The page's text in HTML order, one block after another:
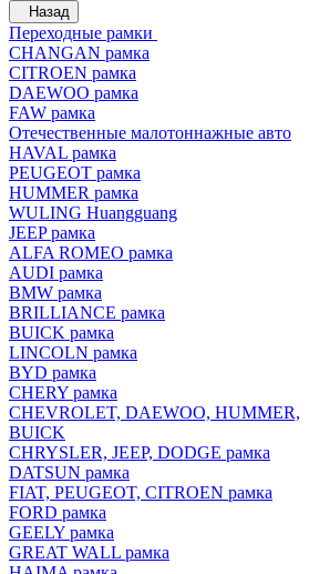
Назад
Переходные рамки
CHANGAN рамка
CITROEN рамка
DAEWOO рамка
FAW рамка
Отечественные малотоннажные авто
HAVAL рамка
PEUGEOT рамка
HUMMER рамка
WULING Huangguang
JEEP рамка
ALFA ROMEO рамка
AUDI рамка
BMW рамка
BRILLIANCE рамка
BUICK рамка
LINCOLN рамка
BYD рамка
CHERY рамка
CHEVROLET, DAEWOO, HUMMER,
BUICK
CHRYSLER, JEEP, DODGE рамка
DATSUN рамка
FIAT, PEUGEOT, CITROEN рамка
FORD рамка
GEELY рамка
GREAT WALL рамка